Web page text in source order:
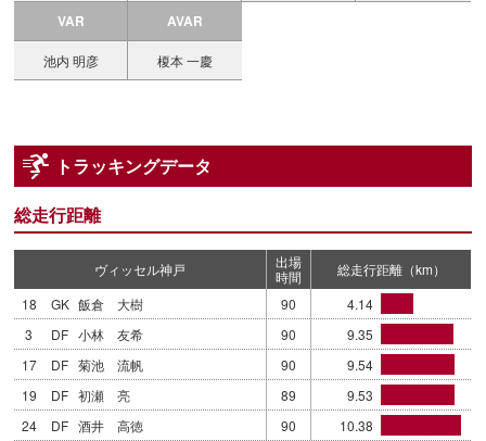
VAR AVAR
池内 明彦 榎本 一慶
トラッキングデータ
総走行距離
ヴィッセル神戸
出場
時間
総走行距離（km）
18
GK 飯倉 大樹 90
4.14
3
DF 小林 友希 90
9.35
17
DF 菊池 流帆 90
9.54
19
DF 初瀬 亮 89
9.53
24
DF 酒井 高徳 90 10.38